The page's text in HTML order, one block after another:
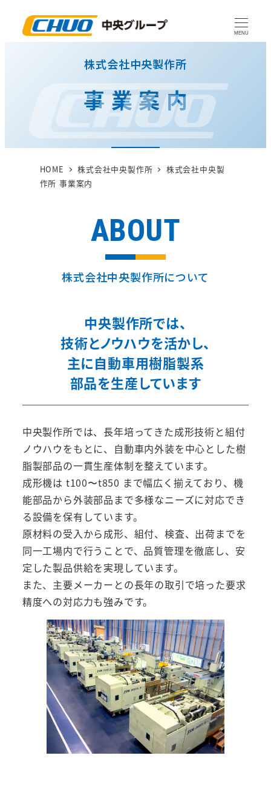
へ
MENU
株式会社中央製作所
事業案内
HOME 株式会社中央製作所
株式会社中央製
作所 事業案内
ABOUT
株式会社中央製作所について
中央製作所では、
技術とノウハウを活かし、
主に自動車用樹脂製系
部品を生産しています
中央製作所では、長年培ってきた成形技術と組付
ノウハウをもとに、自動車内外装を中心とした樹
脂製部品の一貫生産体制を整えています。
成形機は t100〜t850 まで幅広く揃えており、機
能部品から外装部品まで多様なニーズに対応でき
る設備を保有しています。
原材料の受入から成形、組付、検査、出荷までを
同一工場内で行うことで、品質管理を徹底し、安
定した製品供給を実現しています。
また、主要メーカーとの長年の取引で培った要求
精度への対応力も強みです。